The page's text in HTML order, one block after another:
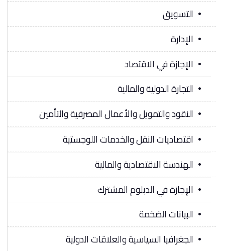
التسويق
الإدارة
الإجازة في الاقتصاد
التجارة الدولية والمالية
النقود والتمويل والأعمال المصرفية والتأمين
اقتصاديات النقل والخدمات اللوجستية
الهندسة الاقتصادية والمالية
الإجازة في الدبلوم المشترك
البيانات الضخمة
الجغرافيا السياسية والعلاقات الدولية